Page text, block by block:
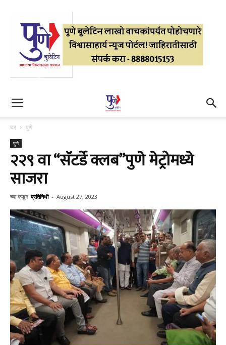
घर पुणे
पुणे
२२९ वा “सॅटर्डे क्लब”पुणे मेट्रोमध्ये
साजरा
च्या कडून प्रतिनिधी - August 27, 2023